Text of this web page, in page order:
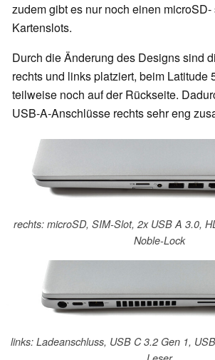
zudem gibt es nur noch einen
Kartenslots.
Durch die Änderung des Designs sind
rechts und links platziert, beim Latitude
teilweise noch auf der Rückseite.
USB-A-Anschlüsse rechts sehr eng
rechts: microSD, SIM-Slot, 2x USB A 3.0,
Noble-Lock
links: Ladeanschluss, USB C 3.2 Gen 1,